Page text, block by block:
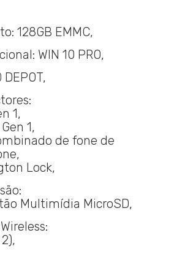
128GB EMMC,
WIN 10 PRO,
DEPOT,
1,
1,
de fone de
Lock,
Multimídia MicroSD,